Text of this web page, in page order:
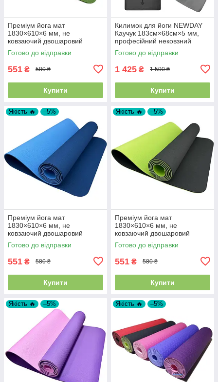
Преміум йога мат
1830×610×6 мм, не
ковзаючий двошаровий
килимок для фітнесу, TPE-
ТС, зелений верх/сірий низ
Готово до відправки
551 ₴ 580 ₴
Купити
Килимок для йоги NEWDAY
Каучук 183см×68см×5 мм,
професійний нековзний
Готово до відправки
1 425 ₴ 1 500 ₴
Купити
Якість 🔥 –5%
Преміум йога мат
1830×610×6 мм, не
ковзаючий двошаровий
килимок для фітнесу, TPE-
ТС, синій верх/блакитний низ
Готово до відправки
551 ₴ 580 ₴
Купити
Якість 🔥 –5%
Преміум йога мат
1830×610×6 мм, не
ковзаючий двошаровий
килимок для фітнесу, TPE-
ТС, чорний верх/салатний
Готово до відправки
551 ₴ 580 ₴
Купити
Якість 🔥 –5% Якість 🔥 –5%